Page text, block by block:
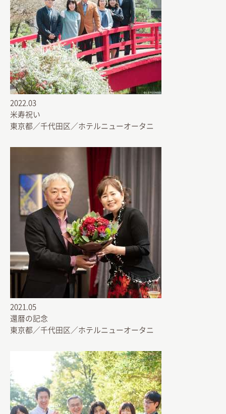
2022.03
米寿祝い
東京都／千代田区／ホテルニューオータニ
2021.05
還暦の記念
東京都／千代田区／ホテルニューオータニ